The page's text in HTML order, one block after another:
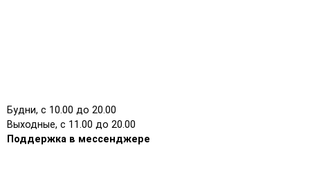
Будни, с 10.00 до 20.00
Выходные, с 11.00 до 20.00
Поддержка в мессенджере